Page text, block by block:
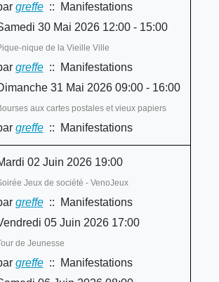
greffe:: Manifestations
30 Mai 2026 12:00 - 15:00
nique de la Vieille Ville
greffe:: Manifestations
31 Mai 2026 09:00 - 16:00
aux cartes postales et vieux papiers
greffe:: Manifestations
02 Juin 2026 19:00
Jeux de société - VenoJeux
greffe:: Manifestations
05 Juin 2026 17:00
de Jeunesse
greffe:: Manifestations